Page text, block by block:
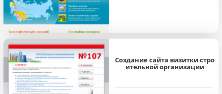
Создание сайта визитки стро
ительной организации